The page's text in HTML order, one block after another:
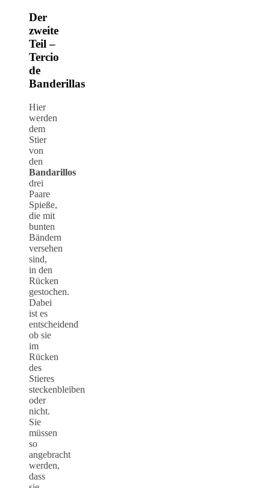
Der
zweite
Teil –
Tercio
de
Banderillas
Hier
werden
dem
Stier
von
den
Bandarillos
drei
Paare
Spieße,
die mit
bunten
Bändern
versehen
sind,
in den
Rücken
gestochen.
Dabei
ist es
entscheidend
ob sie
im
Rücken
des
Stieres
steckenbleiben
oder
nicht.
Sie
müssen
so
angebracht
werden,
dass